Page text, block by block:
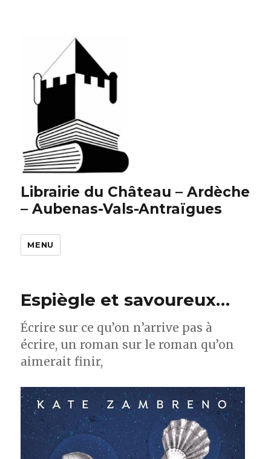
Librairie du Château – Ardèche
– Aubenas-Vals-Antraïgues
MENU
Espiègle et savoureux…
Écrire sur ce qu’on n’arrive pas à
écrire, un roman sur le roman qu’on
aimerait finir,